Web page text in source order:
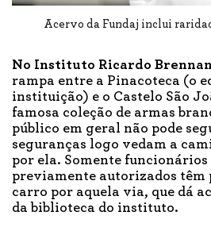
Acervo da Fundaj inclui
No Instituto Ricardo
rampa entre a Pinacoteca (o
instituição) e o Castelo São
famosa coleção de armas
público em geral não pode
seguranças logo vedam a
por ela. Somente funcionários
previamente autorizados têm
carro por aquela via, que dá
da biblioteca do instituto.